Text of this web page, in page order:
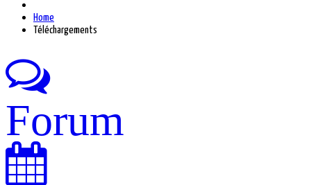
Home
Téléchargements
Forum